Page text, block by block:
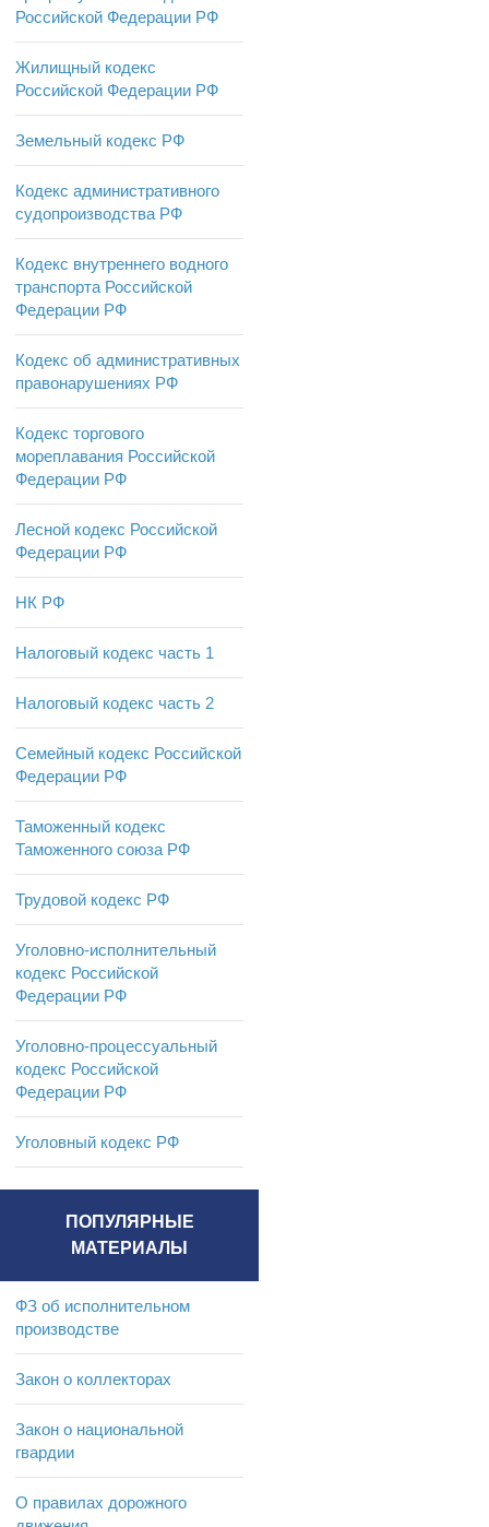
Российской Федерации РФ
Жилищный кодекс
Российской Федерации РФ
Земельный кодекс РФ
Кодекс административного
судопроизводства РФ
Кодекс внутреннего водного
транспорта Российской
Федерации РФ
Кодекс об административных
правонарушениях РФ
Кодекс торгового
мореплавания Российской
Федерации РФ
Лесной кодекс Российской
Федерации РФ
НК РФ
Налоговый кодекс часть 1
Налоговый кодекс часть 2
Семейный кодекс Российской
Федерации РФ
Таможенный кодекс
Таможенного союза РФ
Трудовой кодекс РФ
Уголовно-исполнительный
кодекс Российской
Федерации РФ
Уголовно-процессуальный
кодекс Российской
Федерации РФ
Уголовный кодекс РФ
ПОПУЛЯРНЫЕ
МАТЕРИАЛЫ
ФЗ об исполнительном
производстве
Закон о коллекторах
Закон о национальной
гвардии
О правилах дорожного